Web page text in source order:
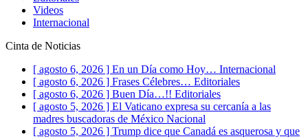
Videos
Internacional
Cinta de Noticias
[ agosto 6, 2026 ] En un Día como Hoy… Internacional
[ agosto 6, 2026 ] Frases Célebres… Editoriales
[ agosto 6, 2026 ] Buen Día…!! Editoriales
[ agosto 5, 2026 ] El Vaticano expresa su cercanía a las
madres buscadoras de México Nacional
[ agosto 5, 2026 ] Trump dice que Canadá es asquerosa y que